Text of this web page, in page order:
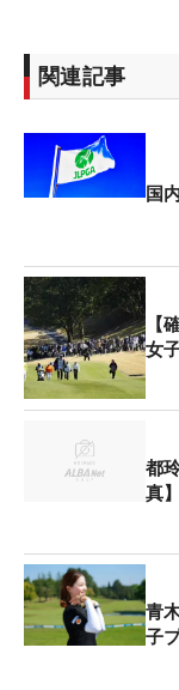
関連記事
国
【
女
都
真】
青
子